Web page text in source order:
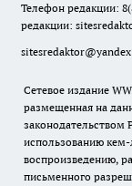
Телефон редакции:
редакции:
Сетевое издание
размещенная на
законодательством
использованию
воспроизведению,
письменного